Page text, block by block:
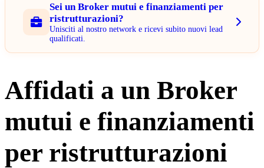
Sei un Broker mutui e finanziamenti per
ristrutturazioni?
Unisciti al nostro network e ricevi subito nuovi lead
qualificati.
Affidati a un Broker
mutui e finanziamenti
per ristrutturazioni